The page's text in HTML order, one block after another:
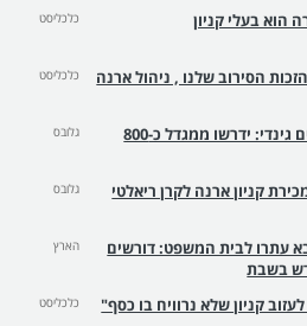
הוא בעלי קניון כלכליסט
הסירוב שלנו , ניהול ארנה
כלכליסט
תביעת ענק של האחים גינדי: ידרשו ממגדל כ-800
גלובס
קניון ארנה לקרן ריאלטי
גלובס
עתרו לבית המשפט: דורשים
בשבת
הארץ
קניון שלא נרוויח בו כסף" כלכליסט